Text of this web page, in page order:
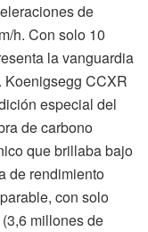
de
h. Con solo 10
la vanguardia
Koenigsegg CCXR
especial del
de carbono
que brillaba bajo
de rendimiento
con solo
millones de